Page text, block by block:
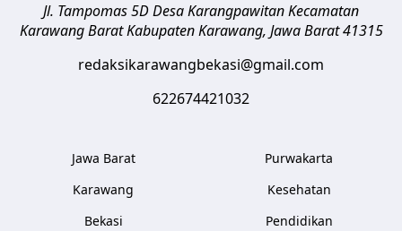
Jl. Tampomas 5D Desa Karangpawitan Kecamatan
Karawang Barat Kabupaten Karawang, Jawa Barat 41315
redaksikarawangbekasi@gmail.com
622674421032
Jawa Barat
Karawang
Bekasi
Purwakarta
Kesehatan
Pendidikan